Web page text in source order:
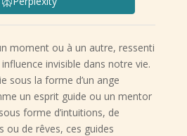
moment ou à un autre, ressenti
invisible dans notre vie.
sous la forme d’un ange
un esprit guide ou un mentor
forme d’intuitions, de
ou de rêves, ces guides